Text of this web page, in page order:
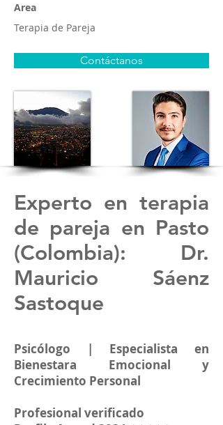
Area
Terapia de Pareja
Contáctanos
Experto en terapia
de pareja en Pasto
(Colombia): Dr.
Mauricio Sáenz
Sastoque
Psicólogo | Especialista en
Bienestara Emocional y
Crecimiento Personal
Profesional verificado